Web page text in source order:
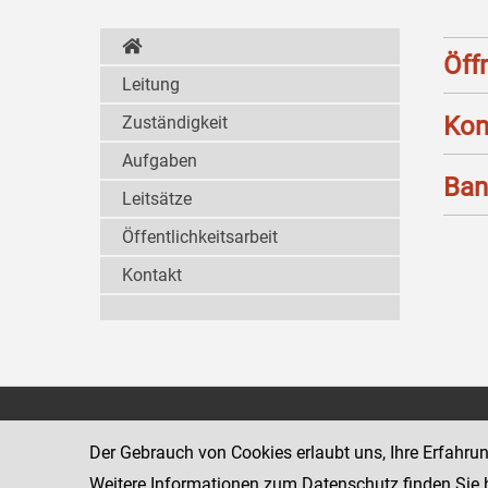
Leitung
Zuständigkeit
Aufgaben
Leitsätze
Öffentlichkeitsarbeit
Kontakt
www.justiz.gv.at/stak
Der Gebrauch von Cookies erlaubt uns, Ihre